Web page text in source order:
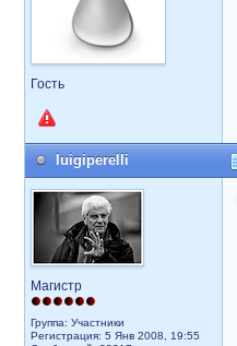
Гость
luigiperelli
Магистр
Группа: Участники
Регистрация: 5 Янв 2008, 19:55